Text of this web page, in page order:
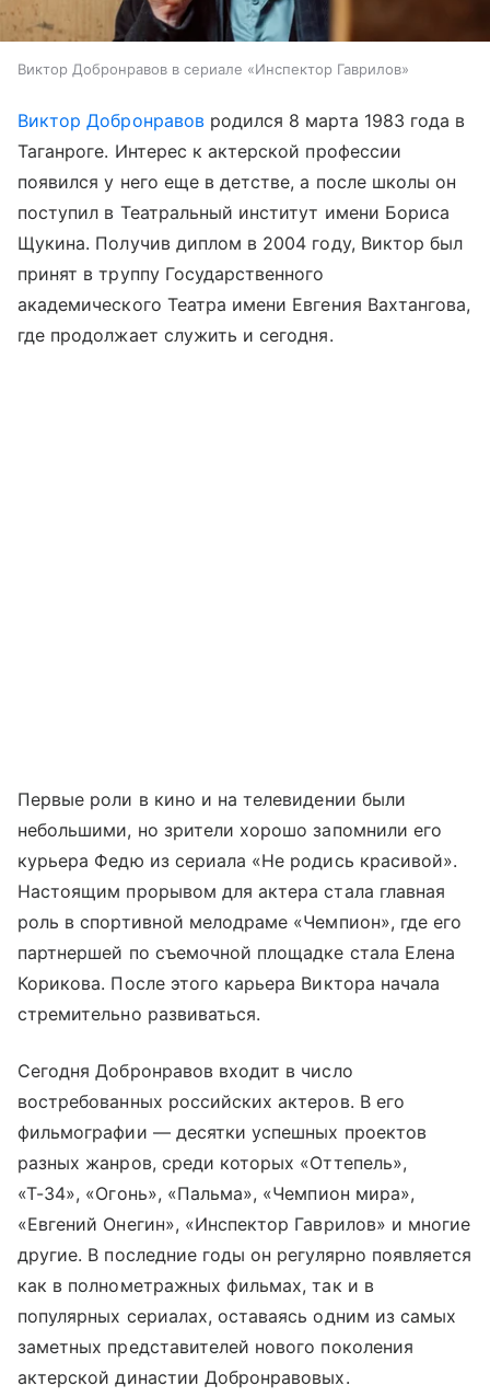
Виктор Добронравов в сериале «Инспектор Гаврилов»
Виктор Добронравовродился 8 марта 1983 года в
Таганроге. Интерес к актерской профессии
появился у него еще в детстве, а после школы он
поступил в Театральный институт имени Бориса
Щукина. Получив диплом в 2004 году, Виктор был
принят в труппу Государственного
академического Театра имени Евгения Вахтангова,
где продолжает служить и сегодня.
Первые роли в кино и на телевидении были
небольшими, но зрители хорошо запомнили его
курьера Федю из сериала «Не родись красивой».
Настоящим прорывом для актера стала главная
роль в спортивной мелодраме «Чемпион», где его
партнершей по съемочной площадке стала Елена
Корикова. После этого карьера Виктора начала
стремительно развиваться.
Сегодня Добронравов входит в число
востребованных российских актеров. В его
фильмографии — десятки успешных проектов
разных жанров, среди которых «Оттепель»,
«Т-34», «Огонь», «Пальма», «Чемпион мира»,
«Евгений Онегин», «Инспектор Гаврилов» и многие
другие. В последние годы он регулярно появляется
как в полнометражных фильмах, так и в
популярных сериалах, оставаясь одним из самых
заметных представителей нового поколения
актерской династии Добронравовых.